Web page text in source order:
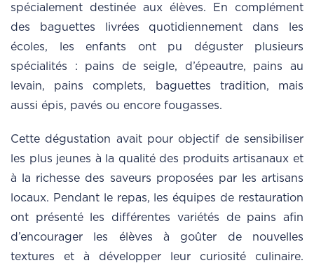
spécialement destinée aux élèves. En complément
des baguettes livrées quotidiennement dans les
écoles, les enfants ont pu déguster plusieurs
spécialités : pains de seigle, d’épeautre, pains au
levain, pains complets, baguettes tradition, mais
aussi épis, pavés ou encore fougasses.
Cette dégustation avait pour objectif de sensibiliser
les plus jeunes à la qualité des produits artisanaux et
à la richesse des saveurs proposées par les artisans
locaux. Pendant le repas, les équipes de restauration
ont présenté les différentes variétés de pains afin
d’encourager les élèves à goûter de nouvelles
textures et à développer leur curiosité culinaire.